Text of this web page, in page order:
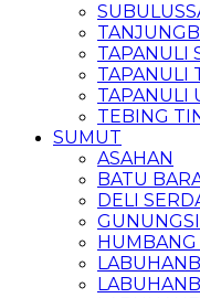
TAPANULI
TAPANULI
TAPANULI
TEBING
SUMUT
ASAHAN
BATU
DELI